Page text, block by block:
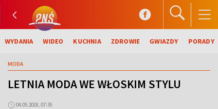
WYDANIA WIDEO KUCHNIA ZDROWIE GWIAZDY PORADY
MODA
LETNIA MODA WE WŁOSKIM STYLU
04.05.2018, 07:35